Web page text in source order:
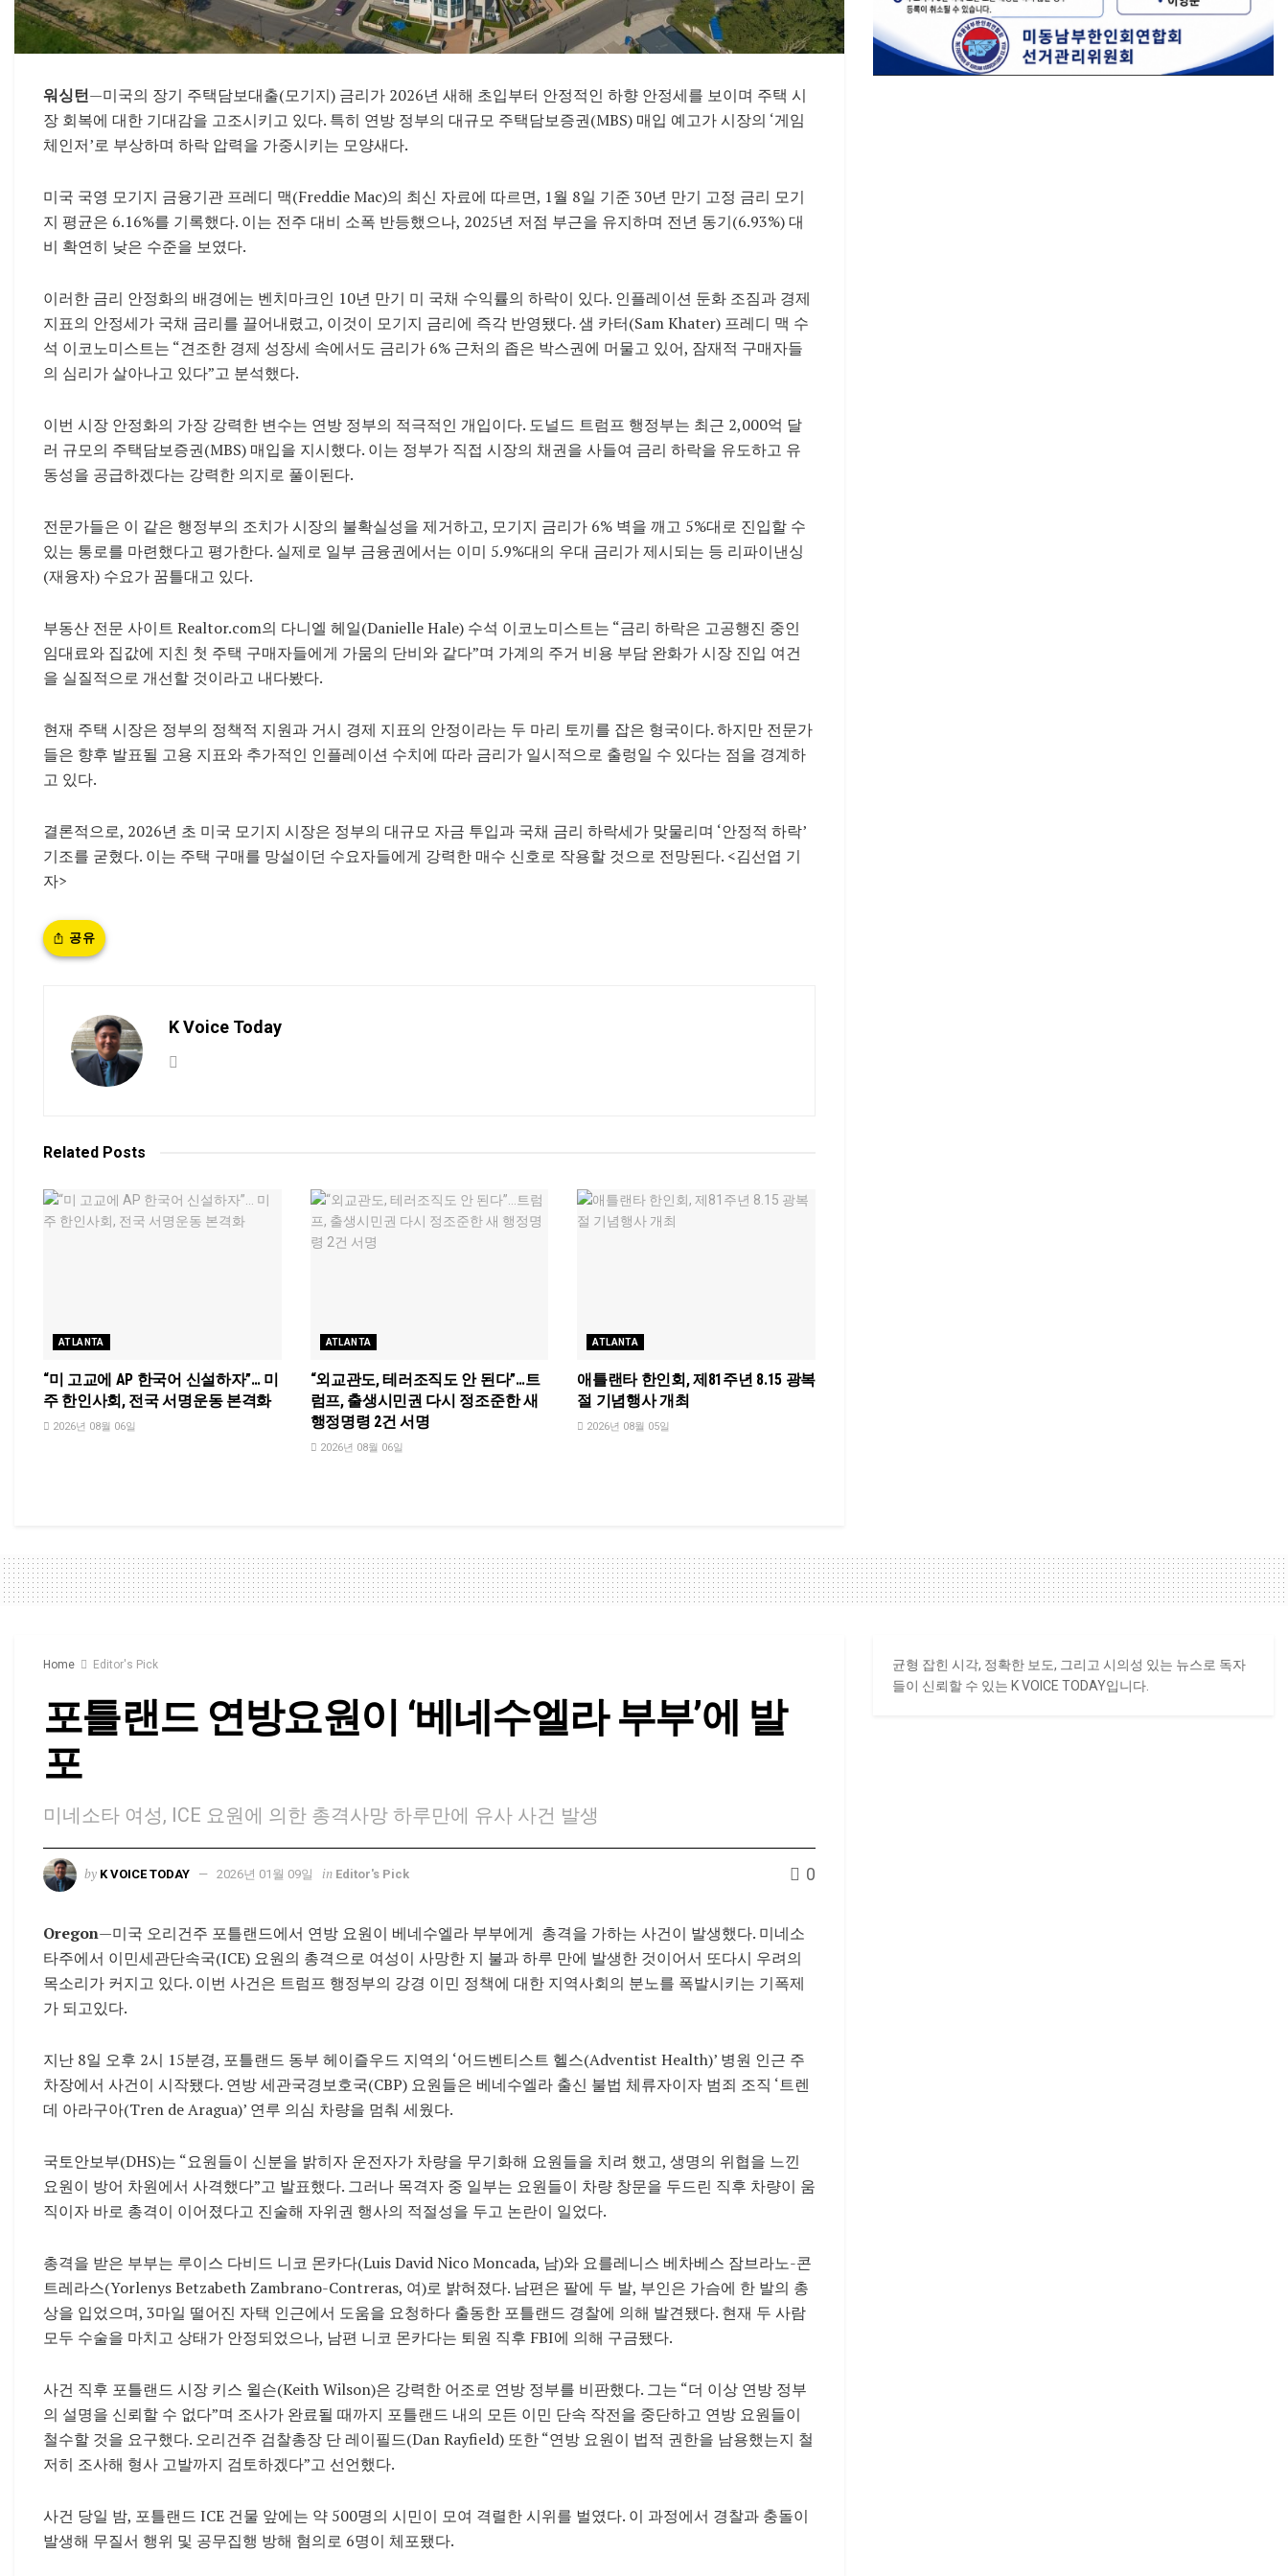
워싱턴—미국의 장기 주택담보대출(모기지) 금리가 2026년 새해 초입부터 안정적인 하향 안정세를 보이며 주택 시
장 회복에 대한 기대감을 고조시키고 있다. 특히 연방 정부의 대규모 주택담보증권(MBS) 매입 예고가 시장의 ‘게임
체인저’로 부상하며 하락 압력을 가중시키는 모양새다.
미국 국영 모기지 금융기관 프레디 맥(Freddie Mac)의 최신 자료에 따르면, 1월 8일 기준 30년 만기 고정 금리 모기
지 평균은 6.16%를 기록했다. 이는 전주 대비 소폭 반등했으나, 2025년 저점 부근을 유지하며 전년 동기(6.93%) 대
비 확연히 낮은 수준을 보였다.
이러한 금리 안정화의 배경에는 벤치마크인 10년 만기 미 국채 수익률의 하락이 있다. 인플레이션 둔화 조짐과 경제
지표의 안정세가 국채 금리를 끌어내렸고, 이것이 모기지 금리에 즉각 반영됐다. 샘 카터(Sam Khater) 프레디 맥 수
석 이코노미스트는 “견조한 경제 성장세 속에서도 금리가 6% 근처의 좁은 박스권에 머물고 있어, 잠재적 구매자들
의 심리가 살아나고 있다”고 분석했다.
이번 시장 안정화의 가장 강력한 변수는 연방 정부의 적극적인 개입이다. 도널드 트럼프 행정부는 최근 2,000억 달
러 규모의 주택담보증권(MBS) 매입을 지시했다. 이는 정부가 직접 시장의 채권을 사들여 금리 하락을 유도하고 유
동성을 공급하겠다는 강력한 의지로 풀이된다.
전문가들은 이 같은 행정부의 조치가 시장의 불확실성을 제거하고, 모기지 금리가 6% 벽을 깨고 5%대로 진입할 수
있는 통로를 마련했다고 평가한다. 실제로 일부 금융권에서는 이미 5.9%대의 우대 금리가 제시되는 등 리파이낸싱
(재융자) 수요가 꿈틀대고 있다.
부동산 전문 사이트 Realtor.com의 다니엘 헤일(Danielle Hale) 수석 이코노미스트는 “금리 하락은 고공행진 중인
임대료와 집값에 지친 첫 주택 구매자들에게 가뭄의 단비와 같다”며 가계의 주거 비용 부담 완화가 시장 진입 여건
을 실질적으로 개선할 것이라고 내다봤다.
현재 주택 시장은 정부의 정책적 지원과 거시 경제 지표의 안정이라는 두 마리 토끼를 잡은 형국이다. 하지만 전문가
들은 향후 발표될 고용 지표와 추가적인 인플레이션 수치에 따라 금리가 일시적으로 출렁일 수 있다는 점을 경계하
고 있다.
결론적으로, 2026년 초 미국 모기지 시장은 정부의 대규모 자금 투입과 국채 금리 하락세가 맞물리며 ‘안정적 하락’
기조를 굳혔다. 이는 주택 구매를 망설이던 수요자들에게 강력한 매수 신호로 작용할 것으로 전망된다. <김선엽 기
자>
공유
K Voice Today
Related Posts
ATLANTA
“미 고교에 AP 한국어 신설하자”… 미
주 한인사회, 전국 서명운동 본격화
2026년 08월 06일
ATLANTA
“외교관도, 테러조직도 안 된다”…트
럼프, 출생시민권 다시 정조준한 새
행정명령 2건 서명
2026년 08월 06일
ATLANTA
애틀랜타 한인회, 제81주년 8.15 광복
절 기념행사 개최
2026년 08월 05일
Home Editor's Pick
포틀랜드 연방요원이 ‘베네수엘라 부부’에 발
포
미네소타 여성, ICE 요원에 의한 총격사망 하루만에 유사 사건 발생
by K VOICE TODAY 2026년 01월 09일 in Editor's Pick 0
Oregon—미국 오리건주 포틀랜드에서 연방 요원이 베네수엘라 부부에게 총격을 가하는 사건이 발생했다. 미네소
타주에서 이민세관단속국(ICE) 요원의 총격으로 여성이 사망한 지 불과 하루 만에 발생한 것이어서 또다시 우려의
목소리가 커지고 있다. 이번 사건은 트럼프 행정부의 강경 이민 정책에 대한 지역사회의 분노를 폭발시키는 기폭제
가 되고있다.
지난 8일 오후 2시 15분경, 포틀랜드 동부 헤이즐우드 지역의 ‘어드벤티스트 헬스(Adventist Health)’ 병원 인근 주
차장에서 사건이 시작됐다. 연방 세관국경보호국(CBP) 요원들은 베네수엘라 출신 불법 체류자이자 범죄 조직 ‘트렌
데 아라구아(Tren de Aragua)’ 연루 의심 차량을 멈춰 세웠다.
국토안보부(DHS)는 “요원들이 신분을 밝히자 운전자가 차량을 무기화해 요원들을 치려 했고, 생명의 위협을 느낀
요원이 방어 차원에서 사격했다”고 발표했다. 그러나 목격자 중 일부는 요원들이 차량 창문을 두드린 직후 차량이 움
직이자 바로 총격이 이어졌다고 진술해 자위권 행사의 적절성을 두고 논란이 일었다.
총격을 받은 부부는 루이스 다비드 니코 몬카다(Luis David Nico Moncada, 남)와 요를레니스 베차베스 잠브라노-콘
트레라스(Yorlenys Betzabeth Zambrano-Contreras, 여)로 밝혀졌다. 남편은 팔에 두 발, 부인은 가슴에 한 발의 총
상을 입었으며, 3마일 떨어진 자택 인근에서 도움을 요청하다 출동한 포틀랜드 경찰에 의해 발견됐다. 현재 두 사람
모두 수술을 마치고 상태가 안정되었으나, 남편 니코 몬카다는 퇴원 직후 FBI에 의해 구금됐다.
사건 직후 포틀랜드 시장 키스 윌슨(Keith Wilson)은 강력한 어조로 연방 정부를 비판했다. 그는 “더 이상 연방 정부
의 설명을 신뢰할 수 없다”며 조사가 완료될 때까지 포틀랜드 내의 모든 이민 단속 작전을 중단하고 연방 요원들이
철수할 것을 요구했다. 오리건주 검찰총장 단 레이필드(Dan Rayfield) 또한 “연방 요원이 법적 권한을 남용했는지 철
저히 조사해 형사 고발까지 검토하겠다”고 선언했다.
사건 당일 밤, 포틀랜드 ICE 건물 앞에는 약 500명의 시민이 모여 격렬한 시위를 벌였다. 이 과정에서 경찰과 충돌이
발생해 무질서 행위 및 공무집행 방해 혐의로 6명이 체포됐다.
균형 잡힌 시각, 정확한 보도, 그리고 시의성 있는 뉴스로 독자
들이 신뢰할 수 있는 K VOICE TODAY입니다.